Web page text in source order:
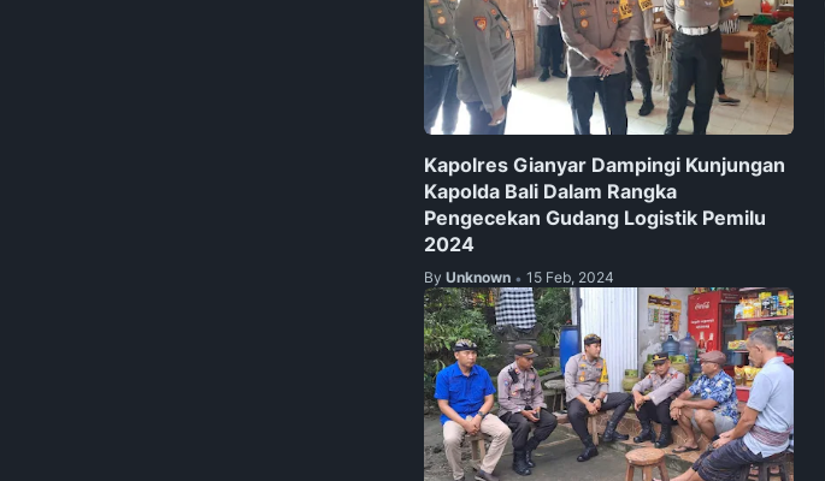
Kapolres Gianyar Dampingi Kunjungan
Kapolda Bali Dalam Rangka
Pengecekan Gudang Logistik Pemilu
2024
By Unknown • 15 Feb, 2024